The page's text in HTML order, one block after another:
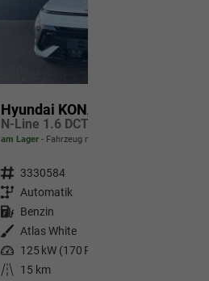
Hyundai KONA
am Lager Fahrzeug mit Tageszulassung
Fahrzeugnr. 3330584
Getriebe Automatik
Kraftstoff Benzin
Außenfarbe
Atlas White
Leistung 125 kW (170 PS)
Kilometerstand
15 km